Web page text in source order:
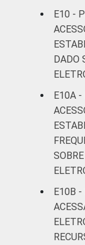
E10 -
DADO
E10A -
E10B -